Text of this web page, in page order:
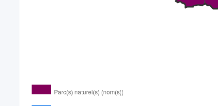
Parc(s) naturel(s) (nom(s))